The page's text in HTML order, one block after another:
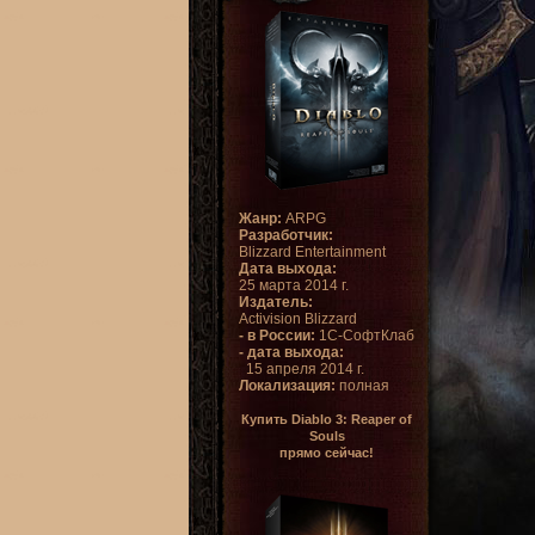
Жанр: ARPG
Разработчик:
Blizzard Entertainment
Дата выхода:
25 марта 2014 г.
Издатель:
Activision Blizzard
- в России: 1С-СофтКлаб
- дата выхода:
15 апреля 2014 г.
Локализация: полная
Купить Diablo 3: Reaper of
Souls
прямо сейчас!